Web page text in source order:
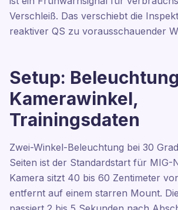
Verschleiß. Das verschiebt die
reaktiver QS zu vorausschauender
Setup:
Kamerawinkel,
Trainingsdaten
Zwei-Winkel-Beleuchtung bei 30
Seiten ist der Standardstart für MIG-
Kamera sitzt 40 bis 60 Zentimeter
entfernt auf einem starren Mount.